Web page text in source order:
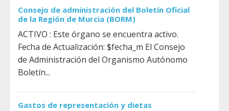
Consejo de administración del Boletín Oficial
de la Región de Murcia (BORM)
ACTIVO : Este órgano se encuentra activo.
Fecha de Actualización: $fecha_m El Consejo
de Administración del Organismo Autónomo
Boletín...
Gastos de representación y dietas